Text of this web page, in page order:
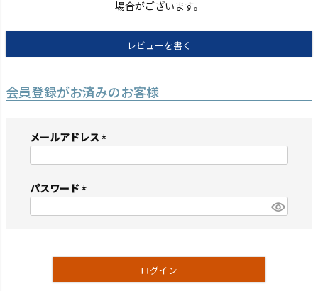
場合がございます。
レビューを書く
会員登録がお済みのお客様
メールアドレス
須)
パスワード
須)
ログイン